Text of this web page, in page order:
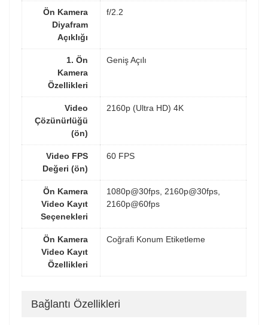
Ön Kamera
Diyafram
Açıklığı
f/2.2
1. Ön
Kamera
Özellikleri
Geniş Açılı
Video
Çözünürlüğü
(ön)
2160p (Ultra HD) 4K
Video FPS
Değeri (ön)
60 FPS
Ön Kamera
Video Kayıt
Seçenekleri
1080p@30fps, 2160p@30fps,
2160p@60fps
Ön Kamera
Video Kayıt
Özellikleri
Coğrafi Konum Etiketleme
Bağlantı Özellikleri